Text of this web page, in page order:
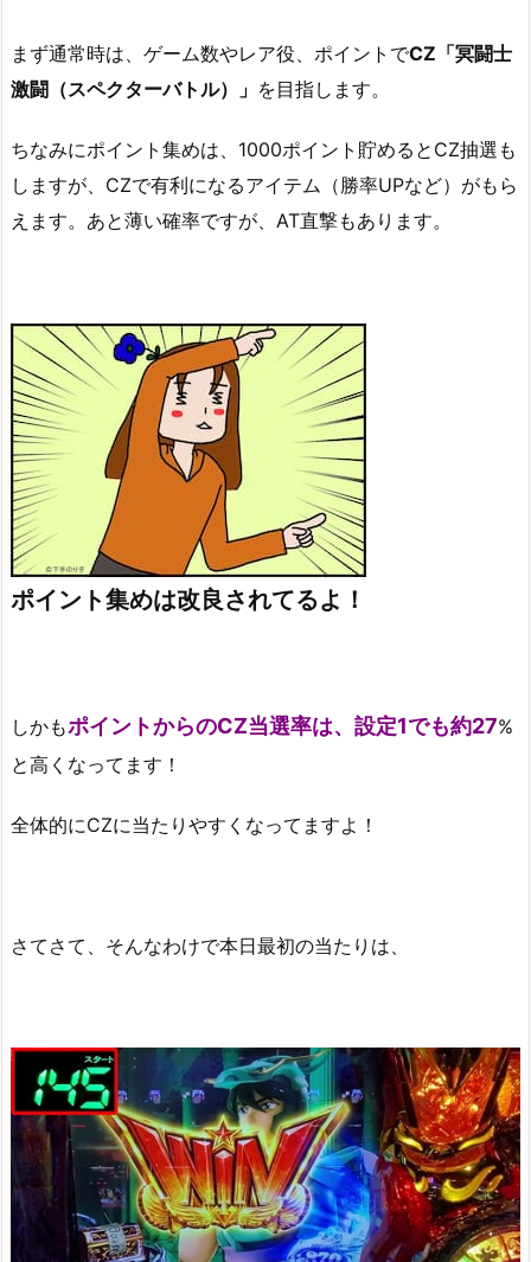
まず通常時は、ゲーム数やレア役、ポイントでCZ「冥闘士
激闘（スペクターバトル）」 を目指します。
ちなみにポイント集めは、1000ポイント貯めるとCZ抽選も
しますが、CZで有利になるアイテム（勝率UPなど）がもら
えます。あと薄い確率ですが、AT直撃もあります。
ポイント集めは改良されてるよ！
しかもポイントからのCZ当選率は、設定1でも約27%
と高くなってます！
全体的にCZに当たりやすくなってますよ！
さてさて、そんなわけで本日最初の当たりは、